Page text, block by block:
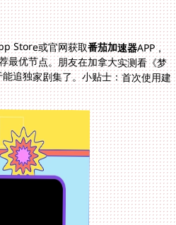
Store或官网获取番茄加速器APP，
支持多系统无需折腾。第二步配置专线：启动后选择“影音加速”模式，智能算法推荐最优节点。朋友在加拿大实测看《梦
华录》，连接时间短于10秒。第三步登录平台：腾讯视频等恢复正常访问——终于能追独家剧集了。小贴士：首次使用建